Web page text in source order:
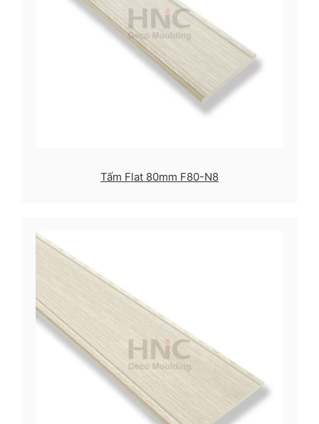
Tấm Flat 80mm F80-N8